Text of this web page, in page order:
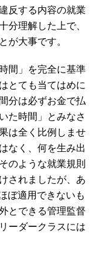
反する内容の就業
分理解した上で、
が大事です。
間」を完全に基準
とても当てはめに
分は必ずお金で払
た時間」とみなさ
は全く比例しませ
なく、何を生み出
のような就業規則
されましたが、あ
ぼ適用できないも
とできる管理監督
ーダークラスには